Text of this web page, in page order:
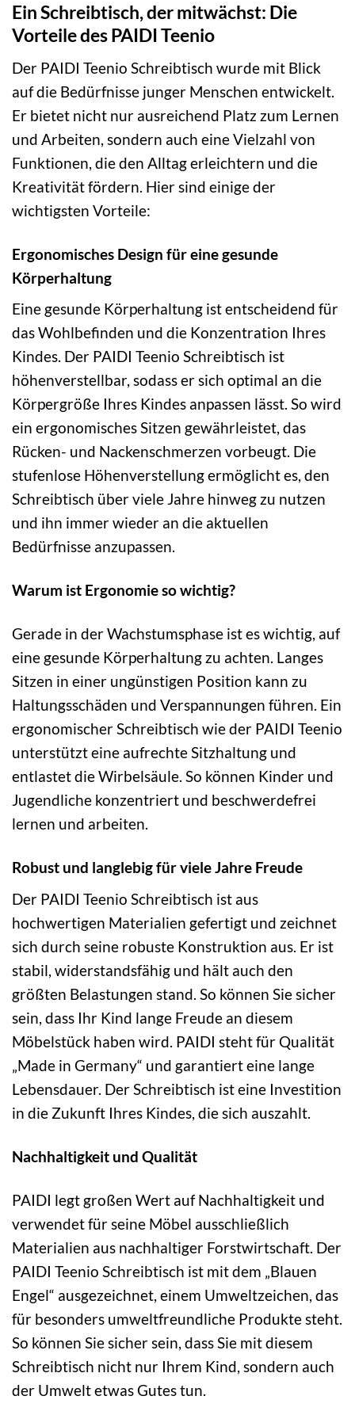
Ein Schreibtisch, der mitwächst: Die
Vorteile des PAIDI Teenio
Der PAIDI Teenio Schreibtisch wurde mit Blick
auf die Bedürfnisse junger Menschen entwickelt.
Er bietet nicht nur ausreichend Platz zum Lernen
und Arbeiten, sondern auch eine Vielzahl von
Funktionen, die den Alltag erleichtern und die
Kreativität fördern. Hier sind einige der
wichtigsten Vorteile:
Ergonomisches Design für eine gesunde
Körperhaltung
Eine gesunde Körperhaltung ist entscheidend für
das Wohlbefinden und die Konzentration Ihres
Kindes. Der PAIDI Teenio Schreibtisch ist
höhenverstellbar, sodass er sich optimal an die
Körpergröße Ihres Kindes anpassen lässt. So wird
ein ergonomisches Sitzen gewährleistet, das
Rücken- und Nackenschmerzen vorbeugt. Die
stufenlose Höhenverstellung ermöglicht es, den
Schreibtisch über viele Jahre hinweg zu nutzen
und ihn immer wieder an die aktuellen
Bedürfnisse anzupassen.
Warum ist Ergonomie so wichtig?
Gerade in der Wachstumsphase ist es wichtig, auf
eine gesunde Körperhaltung zu achten. Langes
Sitzen in einer ungünstigen Position kann zu
Haltungsschäden und Verspannungen führen. Ein
ergonomischer Schreibtisch wie der PAIDI Teenio
unterstützt eine aufrechte Sitzhaltung und
entlastet die Wirbelsäule. So können Kinder und
Jugendliche konzentriert und beschwerdefrei
lernen und arbeiten.
Robust und langlebig für viele Jahre Freude
Der PAIDI Teenio Schreibtisch ist aus
hochwertigen Materialien gefertigt und zeichnet
sich durch seine robuste Konstruktion aus. Er ist
stabil, widerstandsfähig und hält auch den
größten Belastungen stand. So können Sie sicher
sein, dass Ihr Kind lange Freude an diesem
Möbelstück haben wird. PAIDI steht für Qualität
„Made in Germany“ und garantiert eine lange
Lebensdauer. Der Schreibtisch ist eine Investition
in die Zukunft Ihres Kindes, die sich auszahlt.
Nachhaltigkeit und Qualität
PAIDI legt großen Wert auf Nachhaltigkeit und
verwendet für seine Möbel ausschließlich
Materialien aus nachhaltiger Forstwirtschaft. Der
PAIDI Teenio Schreibtisch ist mit dem „Blauen
Engel“ ausgezeichnet, einem Umweltzeichen, das
für besonders umweltfreundliche Produkte steht.
So können Sie sicher sein, dass Sie mit diesem
Schreibtisch nicht nur Ihrem Kind, sondern auch
der Umwelt etwas Gutes tun.